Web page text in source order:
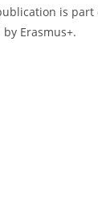
is part
Erasmus+.